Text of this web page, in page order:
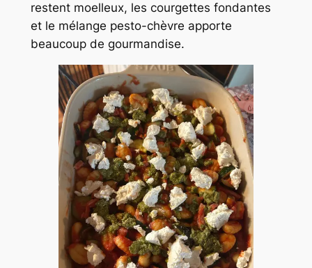
restent moelleux, les courgettes fondantes
et le mélange pesto-chèvre apporte
beaucoup de gourmandise.